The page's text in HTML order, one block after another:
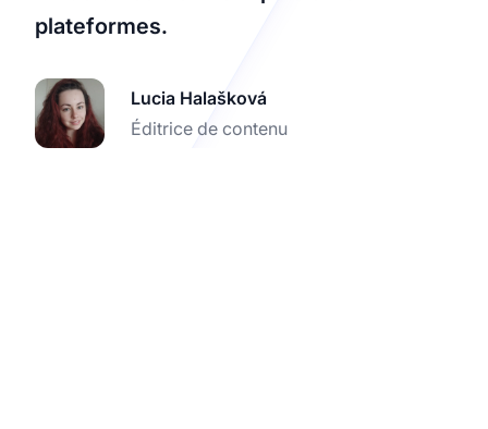
plateformes.
Lucia Halašková
Éditrice de contenu